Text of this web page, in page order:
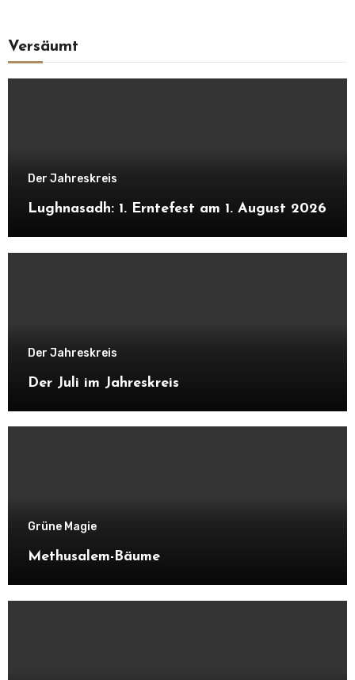
Versäumt
Der Jahreskreis
Lughnasadh: 1. Erntefest am 1. August 2026
Der Jahreskreis
Der Juli im Jahreskreis
Grüne Magie
Methusalem-Bäume